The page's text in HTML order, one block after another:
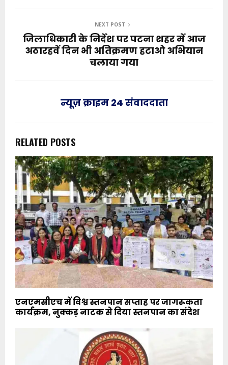
NEXT POST
जिलाधिकारी के निर्देश पर पटना शहर में आज
अठारहवें दिन भी अतिक्रमण हटाओ अभियान
चलाया गया
न्यूज़ क्राइम 24 संवाददाता
RELATED POSTS
एनएमसीएच में विश्व स्तनपान सप्ताह पर जागरूकता
कार्यक्रम, नुक्कड़ नाटक से दिया स्तनपान का संदेश